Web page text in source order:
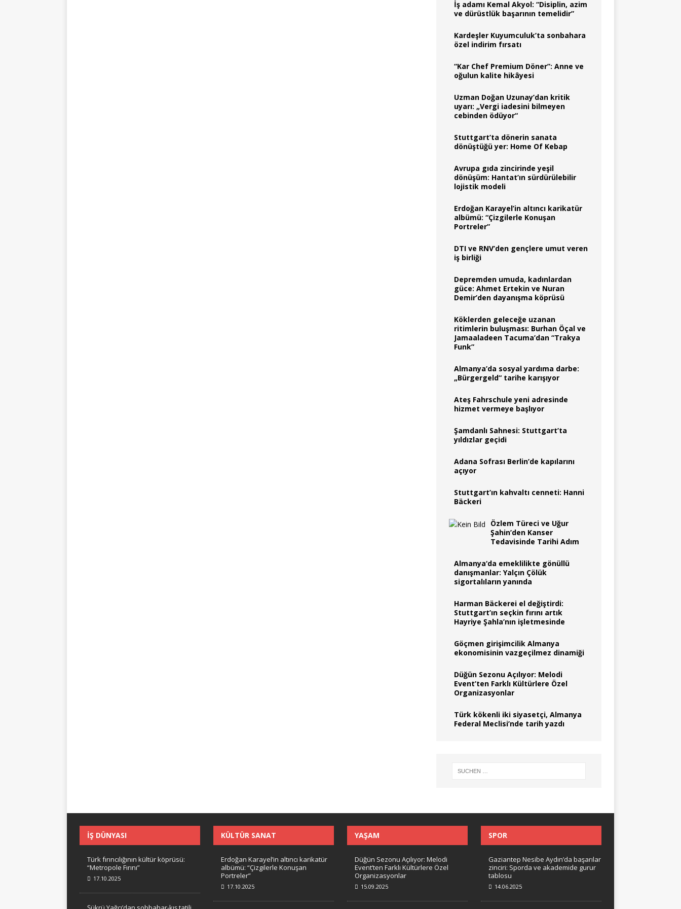
İş adamı Kemal Akyol: “Disiplin, azim
ve dürüstlük başarının temelidir”
Kardeşler Kuyumculuk’ta sonbahara
özel indirim fırsatı
“Kar Chef Premium Döner”: Anne ve
oğulun kalite hikâyesi
Uzman Doğan Uzunay’dan kritik
uyarı: „Vergi iadesini bilmeyen
cebinden ödüyor“
Stuttgart’ta dönerin sanata
dönüştüğü yer: Home Of Kebap
Avrupa gıda zincirinde yeşil
dönüşüm: Hantat’ın sürdürülebilir
lojistik modeli
Erdoğan Karayel’in altıncı karikatür
albümü: “Çizgilerle Konuşan
Portreler”
DTI ve RNV’den gençlere umut veren
iş birliği
Depremden umuda, kadınlardan
güce: Ahmet Ertekin ve Nuran
Demir’den dayanışma köprüsü
Köklerden geleceğe uzanan
ritimlerin buluşması: Burhan Öçal ve
Jamaaladeen Tacuma’dan “Trakya
Funk”
Almanya’da sosyal yardıma darbe:
„Bürgergeld“ tarihe karışıyor
Ateş Fahrschule yeni adresinde
hizmet vermeye başlıyor
Şamdanlı Sahnesi: Stuttgart’ta
yıldızlar geçidi
Adana Sofrası Berlin’de kapılarını
açıyor
Stuttgart’ın kahvaltı cenneti: Hanni
Bäckeri
Özlem Türeci ve Uğur
Şahin’den Kanser
Tedavisinde Tarihi Adım
Almanya‘da emeklilikte gönüllü
danışmanlar: Yalçın Çölük
sigortalıların yanında
Harman Bäckerei el değiştirdi:
Stuttgart’ın seçkin fırını artık
Hayriye Şahla’nın işletmesinde
Göçmen girişimcilik Almanya
ekonomisinin vazgeçilmez dinamiği
Düğün Sezonu Açılıyor: Melodi
Event’ten Farklı Kültürlere Özel
Organizasyonlar
Türk kökenli iki siyasetçi, Almanya
Federal Meclisi’nde tarih yazdı
İŞ DÜNYASI
Türk fırıncılığının kültür köprüsü:
“Metropole Fırını”
17.10.2025
KÜLTÜR SANAT
Erdoğan Karayel’in altıncı karikatür
albümü: “Çizgilerle Konuşan
Portreler”
17.10.2025
YAŞAM
Düğün Sezonu Açılıyor: Melodi
Event’ten Farklı Kültürlere Özel
Organizasyonlar
15.09.2025
SPOR
Gaziantep Nesibe Aydın’da başarılar
zinciri: Sporda ve akademide gurur
tablosu
14.06.2025